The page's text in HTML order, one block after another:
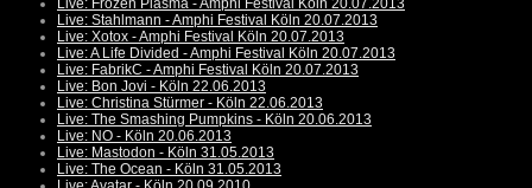
Live: Frozen Plasma - Amphi Festival Köln 20.07.2013
Live: Stahlmann - Amphi Festival Köln 20.07.2013
Live: Xotox - Amphi Festival Köln 20.07.2013
Live: A Life Divided - Amphi Festival Köln 20.07.2013
Live: FabrikC - Amphi Festival Köln 20.07.2013
Live: Bon Jovi - Köln 22.06.2013
Live: Christina Stürmer - Köln 22.06.2013
Live: The Smashing Pumpkins - Köln 20.06.2013
Live: NO - Köln 20.06.2013
Live: Mastodon - Köln 31.05.2013
Live: The Ocean - Köln 31.05.2013